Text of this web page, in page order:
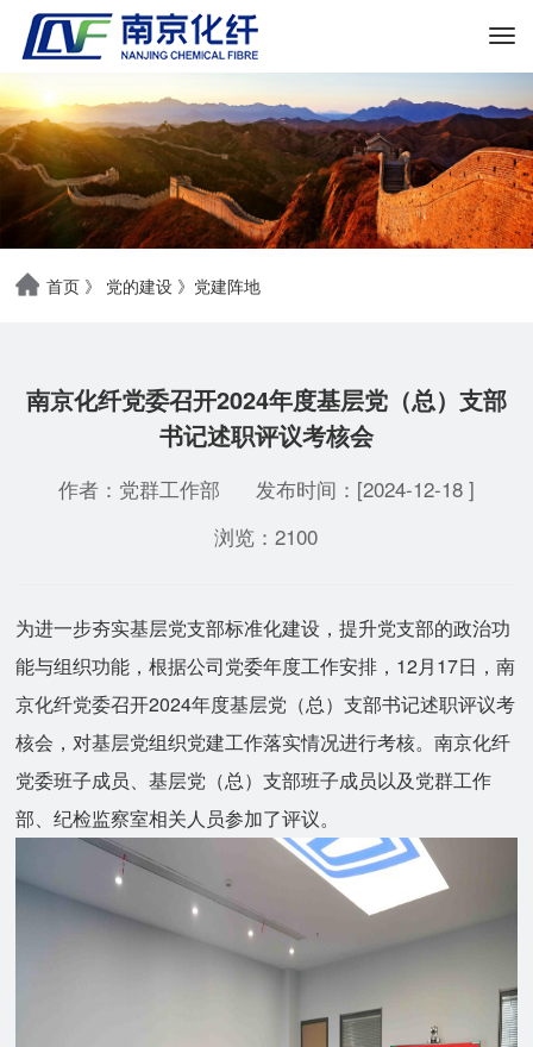
首页 》 党的建设 》 党建阵地
南京化纤党委召开2024年度基层党（总）支部
书记述职评议考核会
作者：党群工作部
发布时间：[2024-12-18 ]
浏览：2100
为进一步夯实基层党支部标准化建设，提升党支部的政治功
能与组织功能，根据公司党委年度工作安排，12月17日，南
京化纤党委召开2024年度基层党（总）支部书记述职评议考
核会，对基层党组织党建工作落实情况进行考核。南京化纤
党委班子成员、基层党（总）支部班子成员以及党群工作
部、纪检监察室相关人员参加了评议。